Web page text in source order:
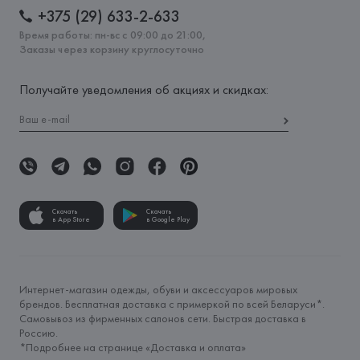
+375 (29) 633-2-633
Время работы: пн-вс с 09:00 до 21:00,
Заказы через корзину круглосуточно
Получайте уведомления об акциях и скидках:
Скачать
в App Store
Скачать
в Google Play
Интернет-магазин одежды, обуви и аксессуаров мировых
брендов. Бесплатная доставка с примеркой по всей Беларуси*.
Самовывоз из фирменных салонов сети. Быстрая доставка в
Россию.
*Подробнее на странице «Доставка и оплата»